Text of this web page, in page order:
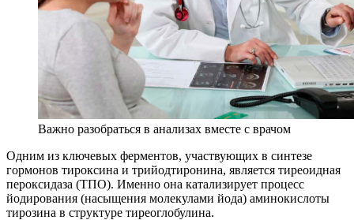
Важно разобраться в анализах вместе с врачом
Одним из ключевых ферментов, участвующих в синтезе
гормонов тироксина и трийодтиронина, является тиреоидная
пероксидаза (ТПО). Именно она катализирует процесс
йодирования (насыщения молекулами йода) аминокислоты
тирозина в структуре тиреоглобулина.